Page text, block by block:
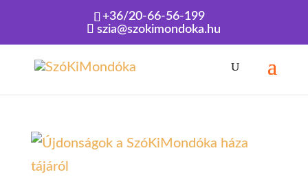
+36/20-66-56-199
szia@szokimondoka.hu
Kezdőlap»óvodakezdés